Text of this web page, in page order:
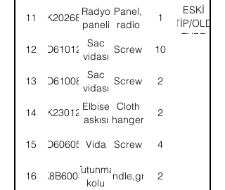
11
8K202685
Radyo
paneli
Panel,
radio
1
ESKİ
TİP/OLD
TYPE
12
AD610124
Sac
vidası
Screw 10
13 AD610084
Sac
vidası
Screw 2
14 8K230126
Elbise
askısı
Cloth
hanger
2
15 AD606054Vida Screw 4
16 K8B6008
Tutunma
kolu
Handle,grab 2